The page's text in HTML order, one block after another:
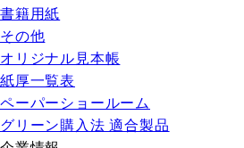
書籍用紙
その他
オリジナル見本帳
紙厚一覧表
ペーパーショールーム
グリーン購入法 適合製品